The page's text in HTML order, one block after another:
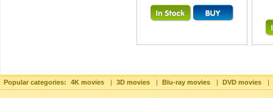
Popular categories: 4K movies 3D movies Blu-ray movies DVD movies